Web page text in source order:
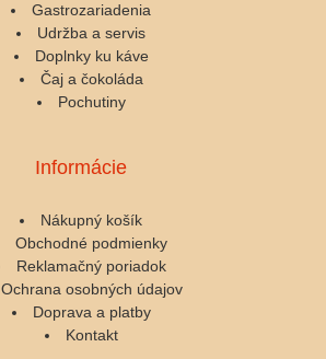
Gastrozariadenia
Udržba a servis
Doplnky ku káve
Čaj a čokoláda
Pochutiny
Informácie
Nákupný košík
Obchodné podmienky
Reklamačný poriadok
Ochrana osobných údajov
Doprava a platby
Kontakt